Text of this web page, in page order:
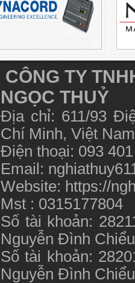
CÔNG TY
NGỌC THUỶ
Địa chỉ: 611/93
Chí Minh, Việt
Điện thoại: 093
Email:
Website: https://
Mst : 0315177804
Số tài khoản:
Nguyễn Đình
Số tài khoản:
Nguyễn Đình